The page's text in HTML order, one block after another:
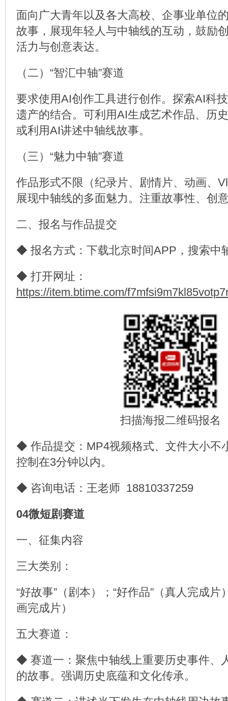
面向广大青年以及各大高校、企事业单位
故事，展现年轻人与中轴线的互动，鼓励
活力与创意表达。
（二）“智汇中轴”赛道
要求使用AI创作工具进行创作。探索AI科
遗产的结合。可利用AI生成艺术作品、历
或利用AI讲述中轴线故事。
（三）“魅力中轴”赛道
作品形式不限（纪录片、剧情片、动画、
展现中轴线的多面魅力。注重故事性、创
二、报名与作品提交
◆ 报名方式：下载北京时间APP，搜索中
◆ 打开网址：
https://item.btime.com/
扫描海报二维码报名
◆ 作品提交：MP4视频格式、文件大小不
控制在3分钟以内。
◆ 咨询电话：王老师 18810337259
04微短剧赛道
一、征集内容
三大类别：
“好故事”（剧本）；“好作品”（真人完成
画完成片）
五大赛道：
◆ 赛道一：聚焦中轴线上重要历史事件、
的故事。强调历史底蕴和文化传承。